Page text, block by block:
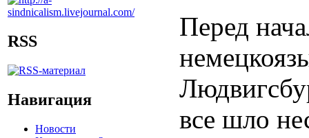
RSS
Навигация
Новости
Перед
все шло